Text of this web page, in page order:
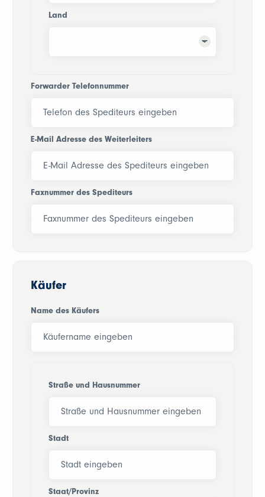
Land
Forwarder Telefonnummer
E-Mail Adresse des Weiterleiters
Faxnummer des Spediteurs
Käufer
Name des Käufers
Straße und Hausnummer
Stadt
Staat/Provinz